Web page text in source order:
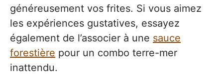
généreusement vos frites. Si vous aimez
les expériences gustatives, essayez
également de l’associer à une sauce
forestière pour un combo terre-mer
inattendu.